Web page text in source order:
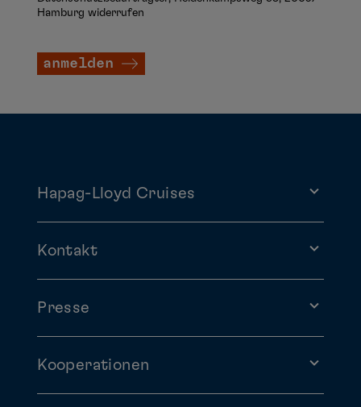
Hamburg widerrufen
anmelden
Hapag-Lloyd Cruises
Kontakt
Presse
Kooperationen